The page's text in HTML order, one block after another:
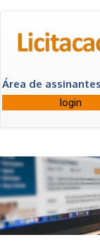
Área de assinantes